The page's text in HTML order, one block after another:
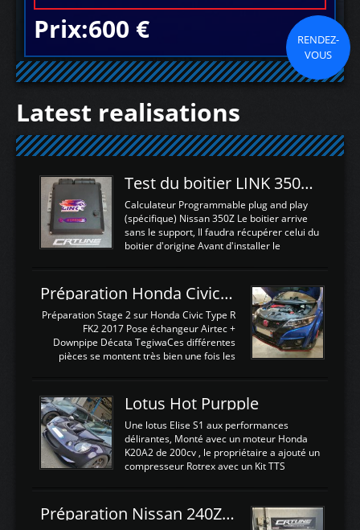
Prix:600 €
RENDEZ-
VOUS
Latest realisations
Test du boitier LINK 350Z Plugin ECU
Calculateur Programmable plug and play
(spécifique) Nissan 350Z Le boitier arrive
sans le support, Il faudra récupérer celui du
boitier d'origine Avant d'installer le
d'envoyer l'information de la large bande
dans le boitier. sydney sweeney deepfake
La sortie 0-5V de l'afr sera connectée sur
l'entrée AN Volt 8 et GndAN pour
Analogique, et Volt car l'information est une
tension (Pas une résistance variable d'un
est temps de brancher le ...
Préparation Honda Civic Type R FK2
Préparation Stage 2 sur Honda Civic Type R
FK2 2017 Pose échangeur Airtec +
Downpipe Décata TegiwaCes différentes
pièces se montent très bien une fois les
légere découpe du plastique inferieur,
negénant en rien la structure ou le
fonctionnement du fond plat. Une
reprogrammation Stage 2 est faite sur le
calculateur d'origine. Une alternative
économique au passage sur Hondata
d'origine 310cv et 400Nn , Une fois
reprogrammé et les ...
Lotus Hot Purpple
Une lotus Elise S1 aux performances
délirantes, Monté avec un moteur Honda
K20A2 de 200cv , le propriétaire a ajouté un
compresseur Rotrex avec un Kit TTS
d'augmenter la puissance de son moteur:
un watercooler a été ajouté. 300Cv sans
Préparation Nissan 240Z SR20DET